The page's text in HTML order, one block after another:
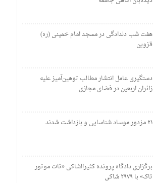
هفت شب دلدادگی در مسجد امام خمینی (ره)
قزوین
دستگیری عامل انتشار مطالب توهین‌آمیز علیه
زائران اربعین در فضای مجازی
۲۱ مزدور موساد شناسایی و بازداشت شدند
برگزاری دادگاه پرونده کثیرالشاکی «تات موتور
تاک» با ۲۹۷۹ شاکی